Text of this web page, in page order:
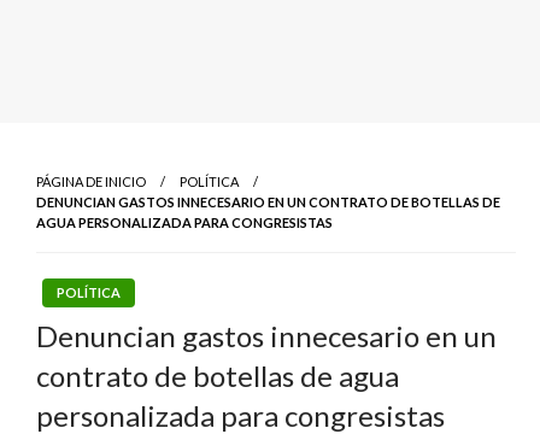
PÁGINA DE INICIO
POLÍTICA
DENUNCIAN GASTOS INNECESARIO EN UN CONTRATO DE BOTELLAS DE
AGUA PERSONALIZADA PARA CONGRESISTAS
POLÍTICA
Denuncian gastos innecesario en un
contrato de botellas de agua
personalizada para congresistas